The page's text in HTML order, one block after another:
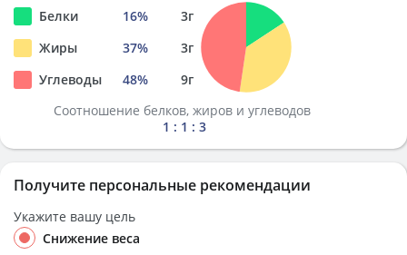
Белки 16% 3г
Жиры
37% 3г
Углеводы
48% 9г
Соотношение белков, жиров и углеводов
1 : 1 : 3
Получите персональные рекомендации
Укажите вашу цель
Снижение веса